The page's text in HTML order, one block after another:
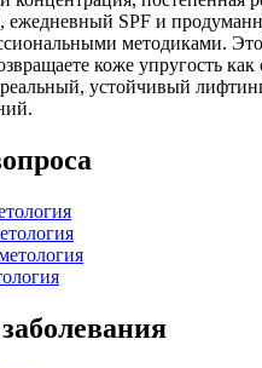
ежедневный SPF и
методиками.
коже упругость как
реальный, устойчивый